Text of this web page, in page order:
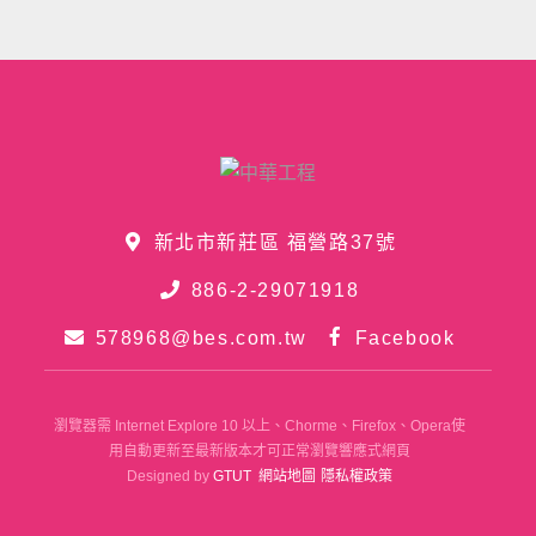
新北市新莊區 福營路37號
886-2-29071918
578968@bes.com.tw Facebook
瀏覽器需 Internet Explore 10 以上、Chorme、Firefox、Opera使
用自動更新至最新版本才可正常瀏覽響應式網頁
Designed by GTUT 網站地圖 隱私權政策